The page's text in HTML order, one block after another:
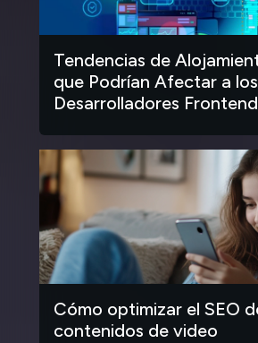
Tendencias de
que Podrían Afectar a los
Desarrolladores Frontend
Cómo optimizar el SEO
contenidos de video